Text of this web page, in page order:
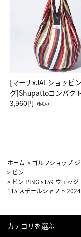
[マーナxJALショッピン
グ]Shupattoコンパク
Drop JAL客室乗務員（
3,960円 （税込）
ホーム > ゴルフショップ
> ピン
> ピン PING s159 ウェッジ
115 スチールシャフト
カテゴリを選ぶ